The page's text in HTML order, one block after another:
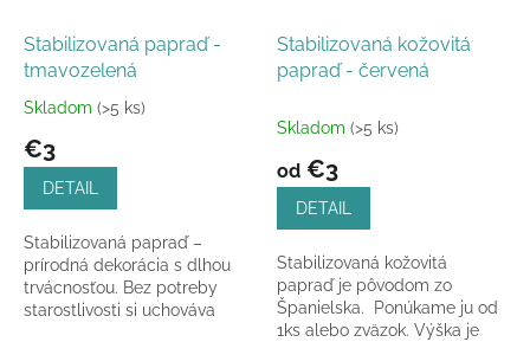
Stabilizovaná papraď -
tmavozelená
Priemerné
produktu
5
hviezdičiek.
Skladom (>5 ks)
€3
DETAIL
Stabilizovaná papraď –
prírodná dekorácia s dlhou
trvácnosťou. Bez potreby
starostlivosti si uchováva
Stabilizovaná kožovitá
papraď - červená
Skladom (>5 ks)
od €3
DETAIL
Stabilizovaná kožovitá
papraď je pôvodom zo
Španielska. Ponúkame ju od
1ks alebo zväzok. Výška je